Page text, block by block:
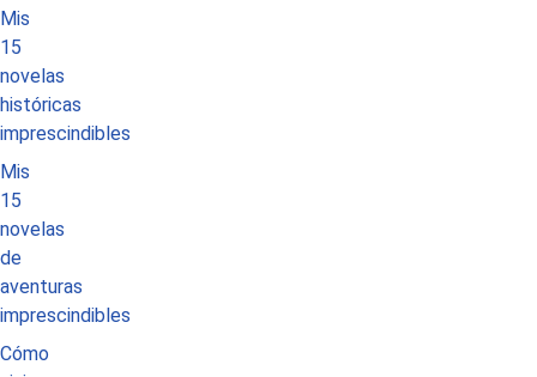
Mis
15
novelas
históricas
imprescindibles
Mis
15
novelas
de
aventuras
imprescindibles
Cómo